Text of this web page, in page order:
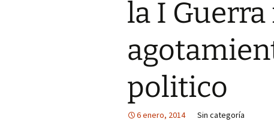
la I
politico
6 enero, 2014 Sin categoría